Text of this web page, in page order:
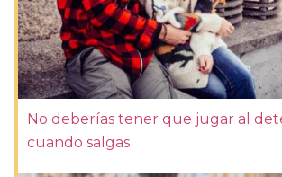
No deberías tener que jugar al
cuando salgas